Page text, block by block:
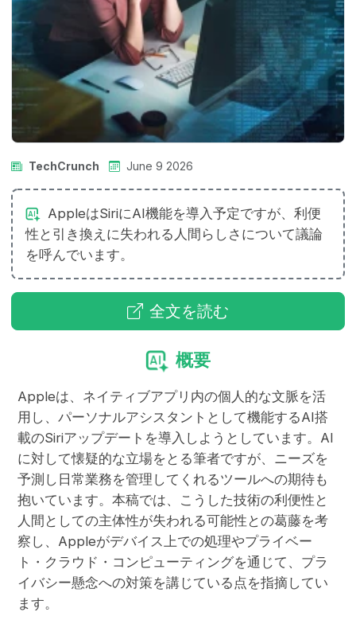
TechCrunch June 9 2026
AppleはSiriにAI機能を導入予定ですが、利便
性と引き換えに失われる人間らしさについて議論
を呼んでいます。
全文を読む
概要
Appleは、ネイティブアプリ内の個人的な文脈を活
用し、パーソナルアシスタントとして機能するAI搭
載のSiriアップデートを導入しようとしています。AI
に対して懐疑的な立場をとる筆者ですが、ニーズを
予測し日常業務を管理してくれるツールへの期待も
抱いています。本稿では、こうした技術の利便性と
人間としての主体性が失われる可能性との葛藤を考
察し、Appleがデバイス上での処理やプライベー
ト・クラウド・コンピューティングを通じて、プラ
イバシー懸念への対策を講じている点を指摘してい
ます。